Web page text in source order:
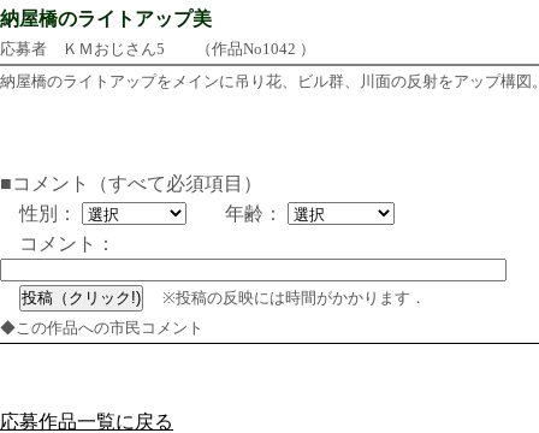
納屋橋のライトアップ美
応募者 ＫＭおじさん5 （作品No1042 ）
納屋橋のライトアップをメインに吊り花、ビル群、川面の反射をアップ構図
■コメント（すべて必須項目）
性別：
年齢：
コメント：
※投稿の反映には時間がかかります．
◆この作品への市民コメント
応募作品一覧に戻る